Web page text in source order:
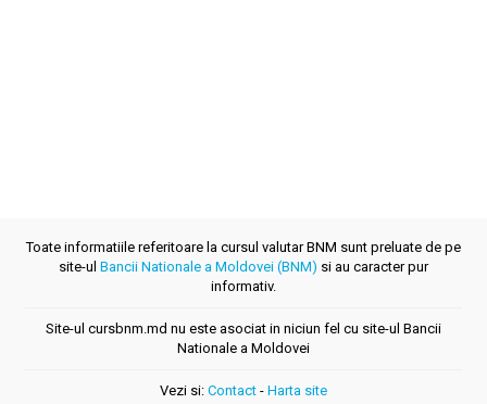
Toate informatiile referitoare la cursul valutar BNM sunt preluate de pe
site-ul Bancii Nationale a Moldovei (BNM) si au caracter pur
informativ.
Site-ul cursbnm.md nu este asociat in niciun fel cu site-ul Bancii
Nationale a Moldovei
Vezi si: Contact - Harta site